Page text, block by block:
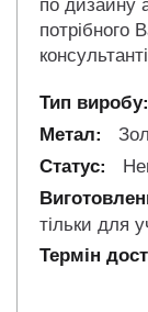
по дизайну
потрібного
тільки для